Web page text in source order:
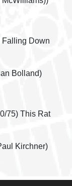
Falling Down
Bolland)
75) This Rat
Kirchner)